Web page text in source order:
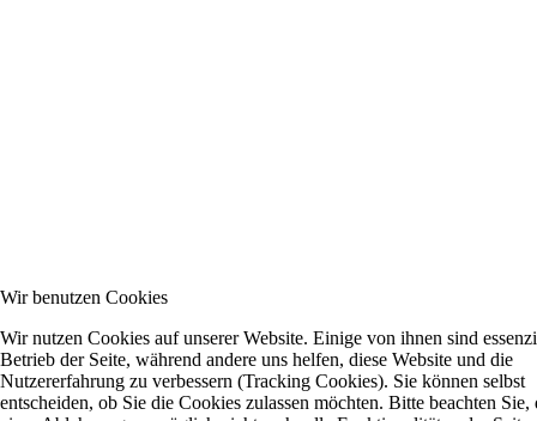
Wir benutzen Cookies
Wir nutzen Cookies auf unserer Website. Einige von ihnen sind
Betrieb der Seite, während andere uns helfen, diese Website und die
Nutzererfahrung zu verbessern (Tracking Cookies). Sie können selbst
entscheiden, ob Sie die Cookies zulassen möchten. Bitte beachten Sie,